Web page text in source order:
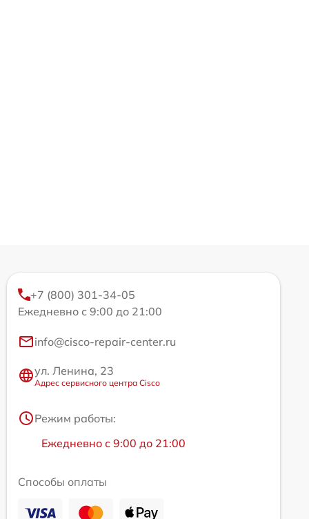
+7 (800) 301-34-05
Ежедневно с 9:00 до 21:00
info@cisco-repair-center.ru
ул. Ленина, 23
Адрес сервисного центра Cisco
Режим работы:
Ежедневно с 9:00 до 21:00
Способы оплаты